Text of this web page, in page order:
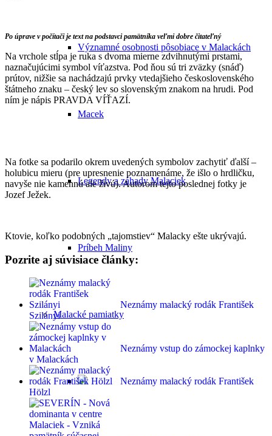
Významné osobnosti pôsobiace v Malackách
Macek
Legendy a záhady Malaciek
Príbeh Maliny
Malacké pamiatky
Po úprave v počítači je text na podstavci pamätníka veľmi dobre čitateľný
Na vrchole stĺpa je ruka s dvoma mierne zdvihnutými prstami,
naznačujúcimi symbol víťazstva. Pod ňou sú tri zväzky (snáď)
prútov, nižšie sa nachádzajú prvky vtedajšieho československého
štátneho znaku – český lev so slovenským znakom na hrudi. Pod
ním je nápis PRAVDA VÍŤAZÍ.
Na fotke sa podarilo okrem uvedených symbolov zachytiť ďalší –
holubicu mieru (pre upresnenie poznamenáme, že išlo o hrdličku,
navyše nie kamennú ale živú). Autorom tejto poslednej fotky je
Jozef Ježek.
Ktovie, koľko podobných „tajomstiev“ Malacky ešte ukrývajú.
Pozrite aj súvisiace články:
Neznámy malacký rodák František
Szilányi
Neznámy vstup do zámockej kaplnky
v Malackách
Neznámy malacký rodák František
Hölzl